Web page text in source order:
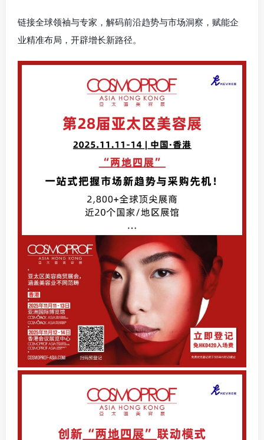
链接全球领袖与专家，解码前沿趋势与市场洞察，赋能企
业精准布局，开辟增长新路径。